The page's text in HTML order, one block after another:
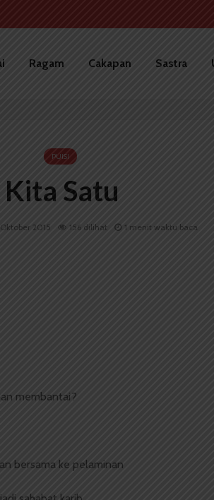
Ragam Cakapan Sastra
PUISI
Kita Satu
2015 156 dilihat 1 menit waktu baca
membantai?
bersama ke pelaminan